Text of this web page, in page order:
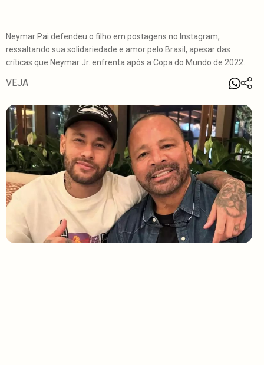
Neymar Pai defendeu o filho em postagens no Instagram,
ressaltando sua solidariedade e amor pelo Brasil, apesar das
críticas que Neymar Jr. enfrenta após a Copa do Mundo de 2022.
VEJA